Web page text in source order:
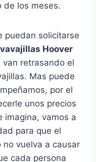
de los meses.
puedan solicitarse
Hoover
van retrasando el
Mas puede
por el
unos precios
imagina, vamos a
para que el
no vuelva a causar
cada persona